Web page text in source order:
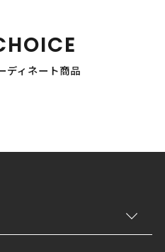
ディネート商品